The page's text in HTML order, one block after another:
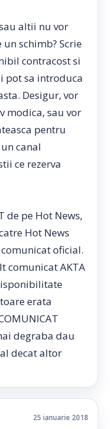
altii nu vor
schimb? Scrie
contracost si
pot sa introduca
Desigur, vor
modica, sau vor
pentru
canal
ce rezerva
de pe Hot News,
Hot News
oficial.
comunicat AKTA
erata
degraba dau
decat altor
25 ianuarie 2018